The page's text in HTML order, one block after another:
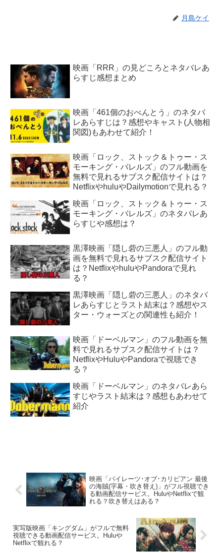
月島ケイ
映画「RRR」の見どころとネタバレあ
らすじ感想まとめ
映画「461個のおべんとう」のネタバ
レあらすじは？感想やキャスト(人物相
関図)もあわせて紹介！
映画「ロック、ストック＆トゥー・ス
モーキング・バレルズ」のフル動画を
無料で見れるサブスク配信サイトは？
NetflixやhuluやDailymotionで見れる？
映画「ロック、ストック＆トゥー・ス
モーキング・バレルズ」のネタバレあ
らすじや感想は？
黒澤映画「隠し砦の三悪人」のフル動
画を無料で見れるサブスク配信サイト
は？NetflixやhuluやPandoraで見れ
る？
黒澤映画「隠し砦の三悪人」のネタバ
レあらすじとラスト結末は？感想やス
ター・ウォーズとの関連性も紹介！
映画「ドーベルマン」のフル動画を無
料で見れるサブスク配信サイトは？
NetflixやHuluやPandoraで視聴でき
る？
映画「ドーベルマン」のネタバレあら
すじやラスト結末は？感想もあわせて
紹介
映画「パイレーツ･オブ･カリビアン 最後
の海賊(字幕・吹き替え)」がフル視聴でき
る動画配信サービス。HuluやNetflixで観
れる？吹き替えはある？
実写版映画「キングダム」がフルで無料
視聴できる動画配信サービス。Huluや
Netflixで観れる？